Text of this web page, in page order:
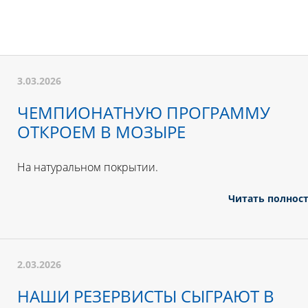
3.03.2026
ЧЕМПИОНАТНУЮ ПРОГРАММУ
ОТКРОЕМ В МОЗЫРЕ
На натуральном покрытии.
Читать
2.03.2026
НАШИ РЕЗЕРВИСТЫ СЫГРАЮТ В